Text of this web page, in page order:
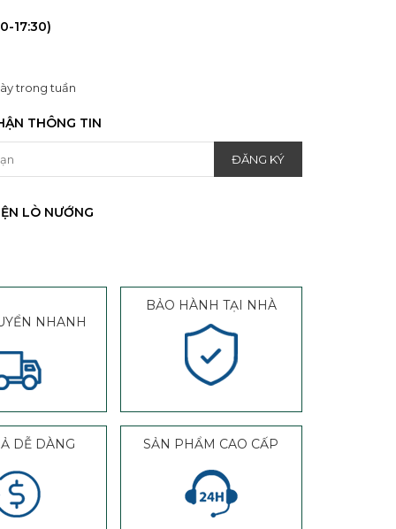
17:30)
trong tuần
THÔNG TIN
LÒ NƯỚNG
NHANH
BẢO HÀNH TẠI NHÀ
DỄ DÀNG SẢN PHẨM CAO CẤP